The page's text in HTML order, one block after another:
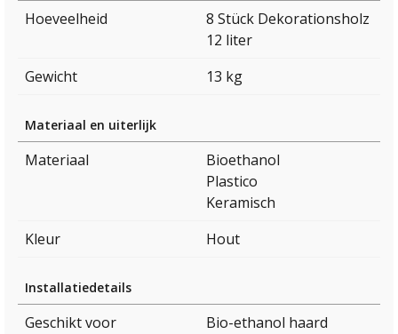
Hoeveelheid
8 Stück Dekorationsholz
12 liter
Gewicht
13 kg
Materiaal en uiterlijk
Materiaal
Bioethanol
Plastico
Keramisch
Kleur
Hout
Installatiedetails
Geschikt voor Bio-ethanol haard